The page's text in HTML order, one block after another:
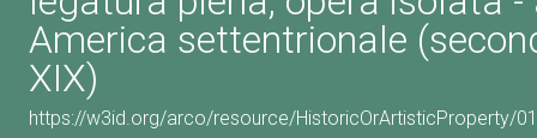
America settentrionale
XIX)
https://w3id.org/arco/resource/HistoricOrArtisticProperty/